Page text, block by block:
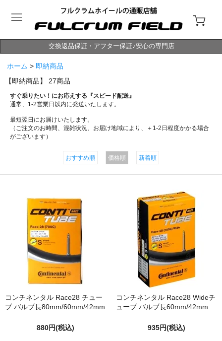
交換返品保証・アフター保証♪安心の専門店
ホーム > 即納商品
【即納商品】 27商品
すぐ乗りたい！にお応えする『スピード配送』
通常、1-2営業日以内に発送いたします。
最短翌日にお届けいたします。
（ご注文のお時間、混雑状況、お届け地域により、＋1-2日程度かかる場合
がございます）
おすすめ順 価格順 新着順
コンチネンタル Race28 チュー
ブ バルブ長80mm/60mm/42mm
880円(税込)
コンチネンタル Race28 Wideチ
ューブ バルブ長60mm/42mm
935円(税込)